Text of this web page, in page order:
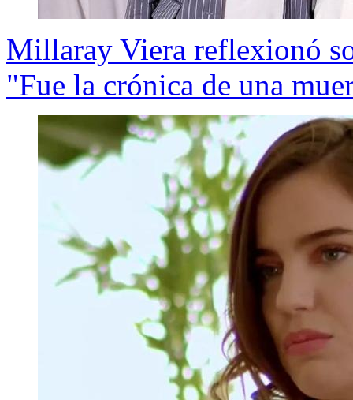
Millaray Viera reflexionó
"Fue la crónica de una